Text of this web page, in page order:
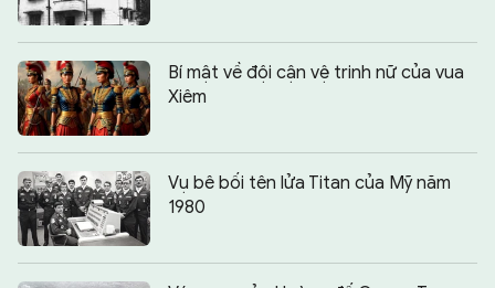
Bí mật về đội cận vệ trinh nữ của vua
Xiêm
Vụ bê bối tên lửa Titan của Mỹ năm
1980